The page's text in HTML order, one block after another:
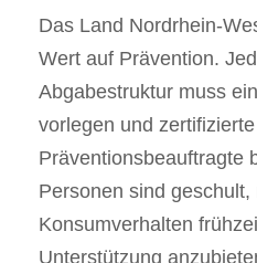
Das Land Nordrhein-
Wert auf Prävention.
Abgabestruktur muss
vorlegen und zertifizierte
Präventionsbeauftragte
Personen sind geschult,
Konsumverhalten
Unterstützung